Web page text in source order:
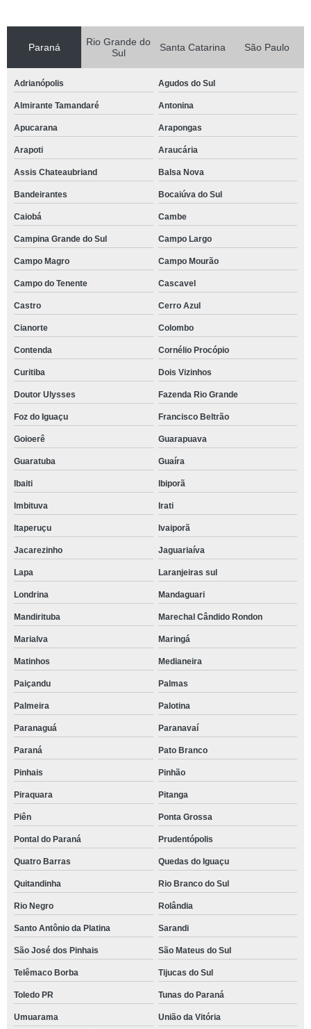
Paraná
Rio Grande do
Sul
Santa Catarina São Paulo
Adrianópolis Agudos do Sul
Almirante Tamandaré Antonina
Apucarana Arapongas
Arapoti Araucária
Assis Chateaubriand Balsa Nova
Bandeirantes Bocaiúva do Sul
Caiobá Cambe
Campina Grande do Sul Campo Largo
Campo Magro Campo Mourão
Campo do Tenente Cascavel
Castro Cerro Azul
Cianorte Colombo
Contenda Cornélio Procópio
Curitiba Dois Vizinhos
Doutor Ulysses Fazenda Rio Grande
Foz do Iguaçu Francisco Beltrão
Goioerê Guarapuava
Guaratuba Guaíra
Ibaiti Ibiporã
Imbituva Irati
Itaperuçu Ivaiporã
Jacarezinho Jaguariaíva
Lapa Laranjeiras sul
Londrina Mandaguari
Mandirituba Marechal Cândido Rondon
Marialva Maringá
Matinhos Medianeira
Paiçandu Palmas
Palmeira Palotina
Paranaguá Paranavaí
Paraná Pato Branco
Pinhais Pinhão
Piraquara Pitanga
Piên Ponta Grossa
Pontal do Paraná Prudentópolis
Quatro Barras Quedas do Iguaçu
Quitandinha Rio Branco do Sul
Rio Negro Rolândia
Santo Antônio da Platina Sarandi
São José dos Pinhais São Mateus do Sul
Telêmaco Borba Tijucas do Sul
Toledo PR Tunas do Paraná
Umuarama
União da Vitória